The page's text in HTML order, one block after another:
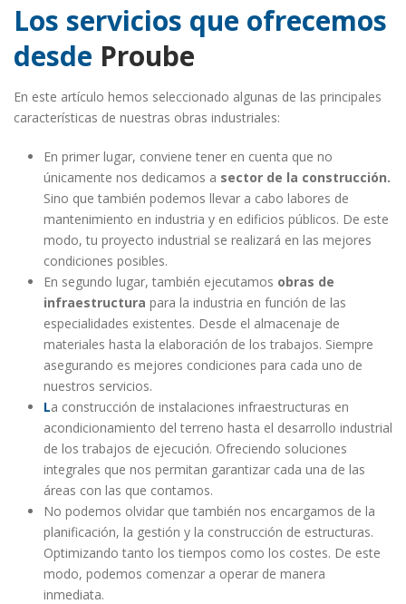
Los servicios que ofrecemos
desde Proube
En este artículo hemos seleccionado algunas de las principales
características de nuestras obras industriales:
En primer lugar, conviene tener en cuenta que no
únicamente nos dedicamos a sector de la construcción.
Sino que también podemos llevar a cabo labores de
mantenimiento en industria y en edificios públicos. De este
modo, tu proyecto industrial se realizará en las mejores
condiciones posibles.
En segundo lugar, también ejecutamos obras de
infraestructura para la industria en función de las
especialidades existentes. Desde el almacenaje de
materiales hasta la elaboración de los trabajos. Siempre
asegurando es mejores condiciones para cada uno de
nuestros servicios.
La construcción de instalaciones infraestructuras en
acondicionamiento del terreno hasta el desarrollo industrial
de los trabajos de ejecución. Ofreciendo soluciones
integrales que nos permitan garantizar cada una de las
áreas con las que contamos.
No podemos olvidar que también nos encargamos de la
planificación, la gestión y la construcción de estructuras.
Optimizando tanto los tiempos como los costes. De este
modo, podemos comenzar a operar de manera
inmediata.